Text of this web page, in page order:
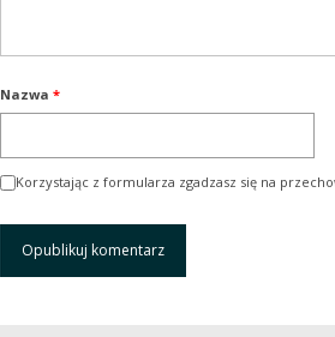
Nazwa *
Korzystając z formularza zgadzasz się na